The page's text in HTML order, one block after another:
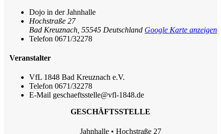
Dojo in der Jahnhalle
Hochstraße 27
Bad Kreuznach 55545 Deutschland Google Karte anzeigen
Telefon 0671/32278
Veranstalter
VfL 1848 Bad Kreuznach e.V.
Telefon 0671/32278
E-Mail geschaeftsstelle@vfl-1848.de
GESCHÄFTSSTELLE
Jahnhalle • Hochstraße 27